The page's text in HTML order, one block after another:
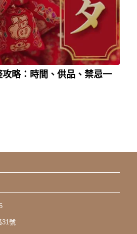
略：時間、供品、禁忌一
31號